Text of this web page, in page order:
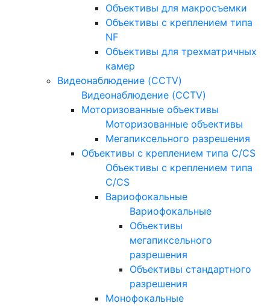
Объективы для макросъемки
Объективы с креплением типа
NF
Объективы для трехматричных
камер
Видеонаблюдение (CCTV)
Видеонаблюдение (CCTV)
Моторизованные объективы
Моторизованные объективы
Мегапиксельного разрешения
Объективы с креплением типа C/CS
Объективы с креплением типа
C/CS
Вариофокальные
Вариофокальные
Объективы
мегапиксельного
разрешения
Объективы стандартного
разрешения
Монофокальные